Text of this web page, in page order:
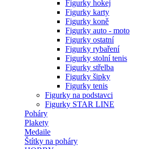
Figurky hokej
Figurky karty
Figurky koně
Figurky auto - moto
Figurky ostatní
Figurky rybaření
Figurky stolní tenis
Figurky střelba
Figurky šipky
Figurky tenis
Figurky na podstavci
Figurky STAR LINE
Poháry
Plakety
Medaile
Štítky na poháry